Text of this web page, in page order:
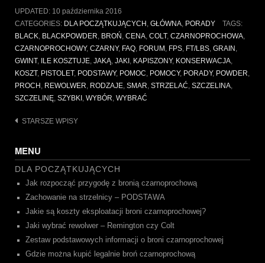
informacji
o
broni
czarnoprochowej”
UPDATED: 10 października 2016
CATEGORIES: DLA POCZĄTKUJĄCYCH GŁÓWNA PORADY
TAGS:
BLACK BLACKPOWDER BROŃ CENA COLT, CZARNOPROCHOWA
CZARNOPROCHOWY, CZARNY, FAQ FORUM FPS FT/LBS GRAIN
GWINT, ILE KOSZTUJE JAKĄ JAKI KAPISZONY, KONSERWACJA
KOSZT, PISTOLET, PODSTAWY, POMOC POMOCY, PORADY, POWDER
PROCH REWOLWER RODZAJE SMAR STRZELAĆ SZCZELINA
SZCZELINĘ SZYBKI WYBÓR WYBRAĆ
Nawigacja
wpisach
STARSZE WPISY
MENU
DLA POCZĄTKUJĄCYCH
Jak rozpocząć przygodę z bronią czarnoprochową
Zachowanie na strzelnicy – PODSTAWA
Jakie są koszty eksploatacji broni czarnoprochowej?
Jaki wybrać rewolwer – Remington czy Colt
Zestaw podstawowych informacji o broni czarnoprochowej
Gdzie można kupić legalnie broń czarnoprochową